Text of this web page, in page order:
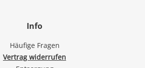
Info
Häufige Fragen
Vertrag widerrufen